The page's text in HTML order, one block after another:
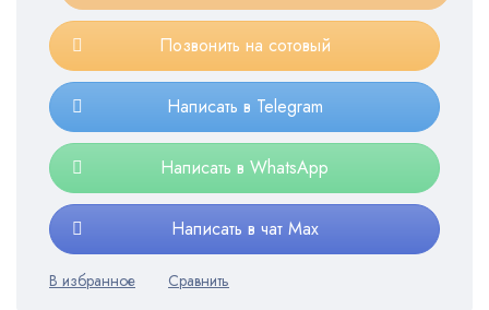
Позвонить на сотовый
Написать в Telegram
Написать в WhatsApp
Написать в чат Max